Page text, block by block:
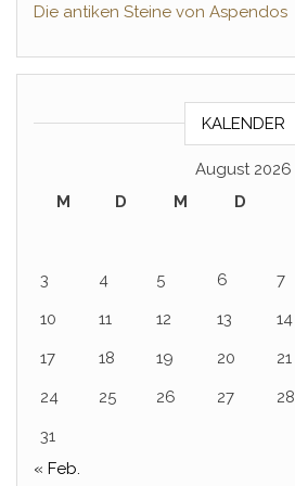
Die antiken Steine von Aspendos
KALENDER
August 2026
M
D M D
3
4 5 6 7
10
11 12 13 14
17
18 19 20 21
24
25 26 27 28
31
« Feb.